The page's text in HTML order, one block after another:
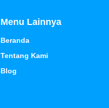
Menu Lainnya
Beranda
Tentang Kami
Blog